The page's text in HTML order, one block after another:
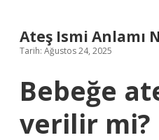
Ateş Ismi Anlamı
Tarih: Ağustos 24, 2025
Bebeğe
verilir mi?